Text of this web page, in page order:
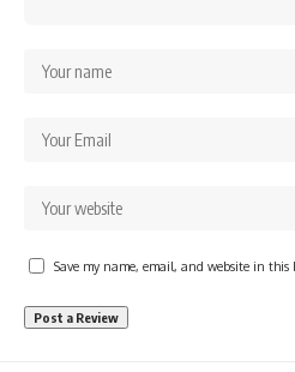
Save my name, email, and website in this